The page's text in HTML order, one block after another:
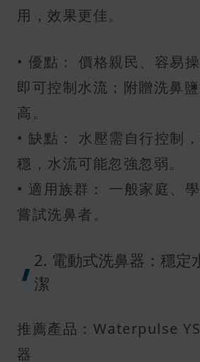
用，效果更佳。
• 優點： 價格親民、容易
即可控制水流；附贈洗鼻
高。
• 缺點： 水壓需自行控制
穩，水流可能忽強忽弱。
• 適用族群： 一般家庭、
嘗試洗鼻者。
2. 電動式洗鼻器：穩定
潔
推薦產品：Waterpulse
器